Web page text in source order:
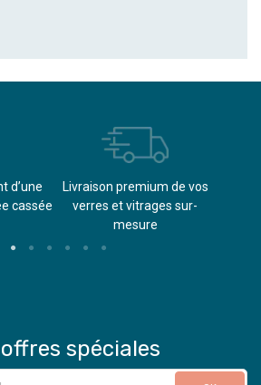
d’une
cassée​
Livraison premium de vos
verres et vitrages sur-
mesure
spéciales